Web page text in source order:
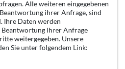
Alle weiteren eingegebenen
ihrer Anfrage, sind
Ihre Daten werden
Ihrer Anfrage
weitergegeben. Unsere
Sie unter folgendem Link: